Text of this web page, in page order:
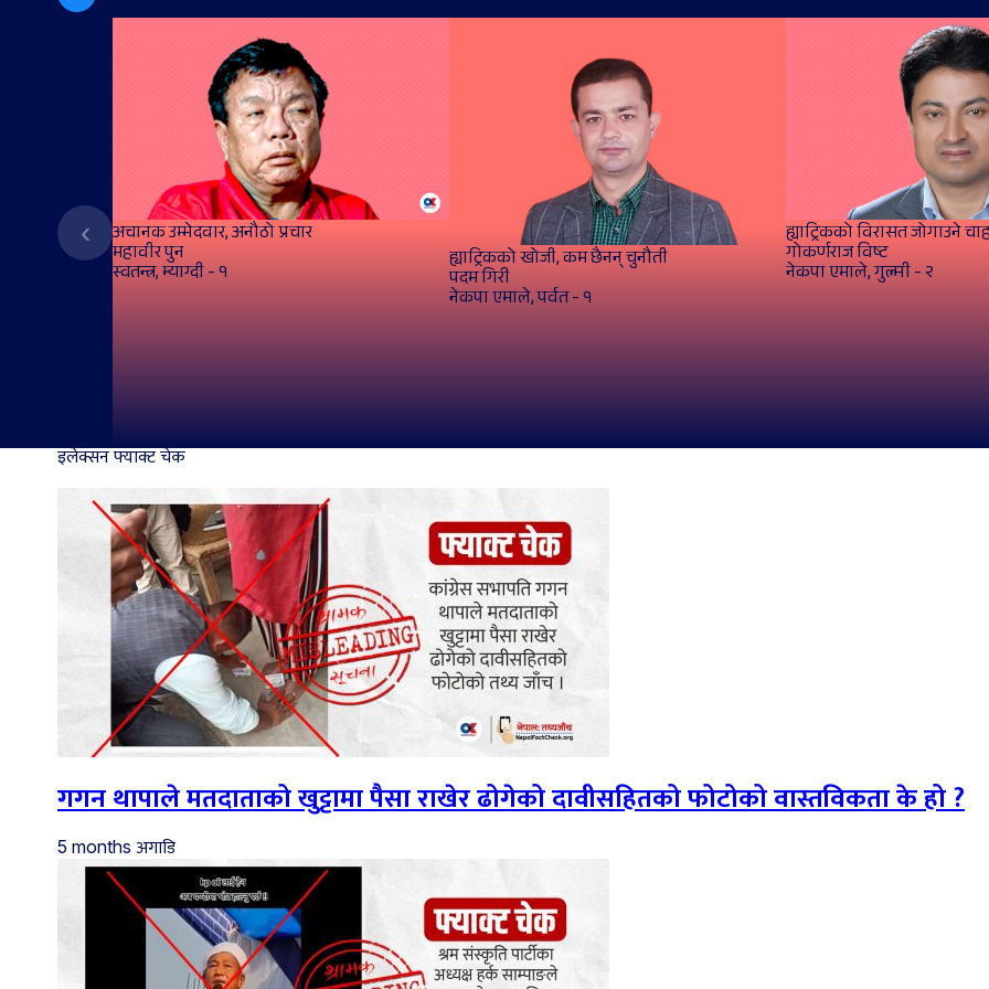
‹ अचानक उम्मेदवार, अनौठो प्रचार
महावीर पुन
स्वतन्त्र, म्याग्दी - १ ह्याट्रिकको खोजी, कम छैनन् चुनौती
पदम गिरी
नेकपा एमाले, पर्वत - १
ह्याट्रिकको विरासत जोगाउने
गोकर्णराज विष्‍ट
नेकपा एमाले, गुल्मी - २
इलेक्सन फ्याक्ट चेक
गगन थापाले मतदाताको खुट्टामा पैसा राखेर ढोगेको दावीसहितको फोटोको वास्तविकता के हो ?
5 months अगाडि